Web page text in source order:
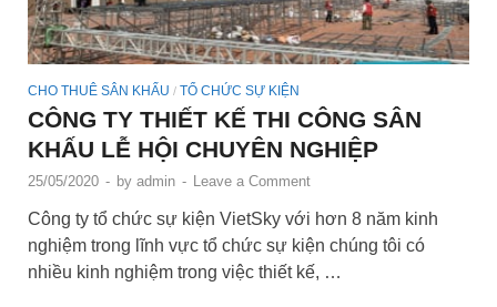
CHO THUÊ SÂN KHẤU / TỔ CHỨC SỰ KIỆN
CÔNG TY THIẾT KẾ THI CÔNG SÂN
KHẤU LỄ HỘI CHUYÊN NGHIỆP
25/05/2020 - by admin - Leave a Comment
Công ty tổ chức sự kiện VietSky với hơn 8 năm kinh
nghiệm trong lĩnh vực tổ chức sự kiện chúng tôi có
nhiều kinh nghiệm trong việc thiết kế, …